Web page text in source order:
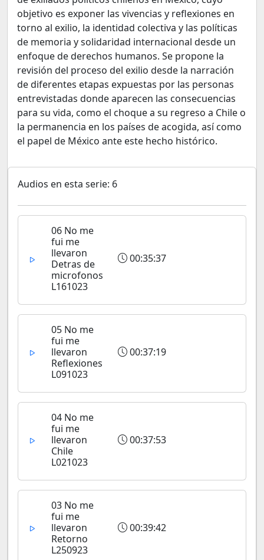
objetivo es exponer las vivencias y reflexiones en
torno al exilio, la identidad colectiva y las políticas
de memoria y solidaridad internacional desde un
enfoque de derechos humanos. Se propone la
revisión del proceso del exilio desde la narración
de diferentes etapas expuestas por las personas
entrevistadas donde aparecen las consecuencias
para su vida, como el choque a su regreso a Chile o
la permanencia en los países de acogida, así como
el papel de México ante este hecho histórico.
Audios en esta serie: 6
06 No me
fui me
llevaron
Detras de
microfonos
L161023
00:35:37
05 No me
fui me
llevaron
Reflexiones
L091023
00:37:19
04 No me
fui me
llevaron
Chile
L021023
00:37:53
03 No me
fui me
llevaron
Retorno
L250923
00:39:42